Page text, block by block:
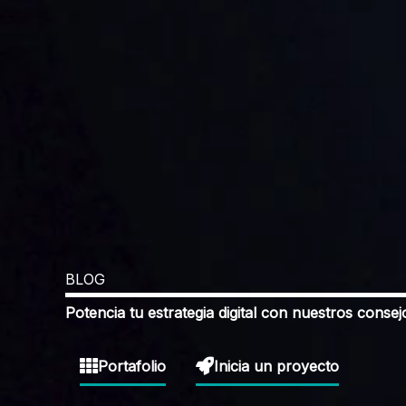
BLOG
Potencia tu estrategia digital con nuestros
Portafolio Inicia un proyecto